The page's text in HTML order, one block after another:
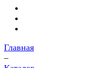
Главная
–